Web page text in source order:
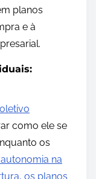
planos
e à
como ele se
os
na
os planos